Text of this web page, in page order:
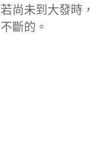
若尚未到大發時
不斷的。